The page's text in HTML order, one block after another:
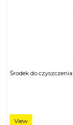
Środek do
View